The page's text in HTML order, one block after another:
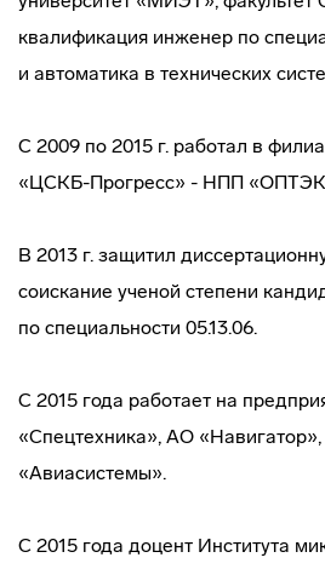
квалификация инженер по
и автоматика в технических
С 2009 по 2015 г. работал в
«ЦСКБ-Прогресс» ­- НПП
В 2013 г. защитил
соискание ученой степени
по специальности 05.13.06.
С 2015 года работает на
«Спецтехника», АО
«Авиасистемы».
С 2015 года доцент Института